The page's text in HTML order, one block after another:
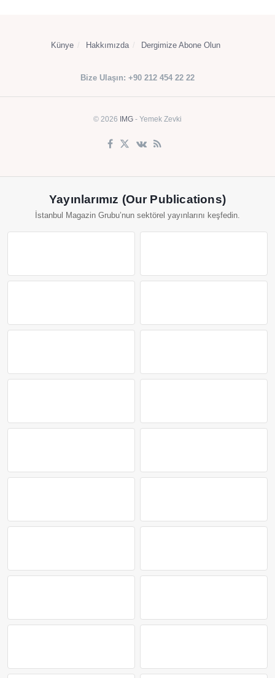
Künye Hakkımızda Dergimize Abone Olun
Bize Ulaşın: +90 212 454 22 22
© 2026 IMG - Yemek Zevki
Yayınlarımız (Our Publications)
İstanbul Magazin Grubu’nun sektörel yayınlarını keşfedin.